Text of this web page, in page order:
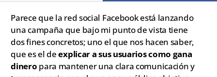
Parece que la red social Facebook está lanzando
una campaña que bajo mi punto de vista tiene
dos fines concretos; uno el que nos hacen saber,
que es el deexplicar a sus usuarios como gana
dinero para mantener una clara comunicación y